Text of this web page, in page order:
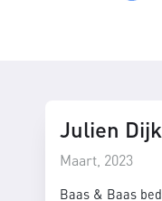
Julien
Maart, 2023
Baas & Baas